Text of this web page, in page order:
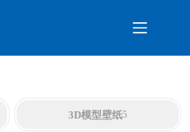
3D模型壁纸5